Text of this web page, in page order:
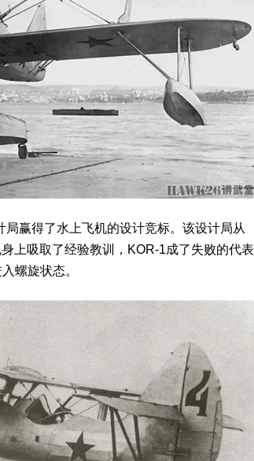
赢得了水上飞机的设计竞标。该设计局从
上吸取了经验教训，KOR-1成了失败的代表
螺旋状态。